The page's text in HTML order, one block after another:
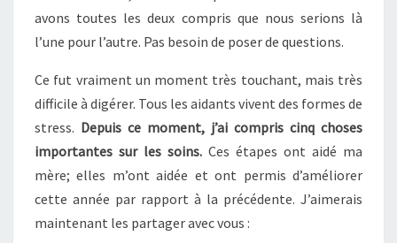
avons toutes les deux compris que nous serions là
l’une pour l’autre. Pas besoin de poser de questions.
Ce fut vraiment un moment très touchant, mais très
difficile à digérer. Tous les aidants vivent des formes de
stress. Depuis ce moment, j’ai compris cinq choses
importantes sur les soins. Ces étapes ont aidé ma
mère; elles m’ont aidée et ont permis d’améliorer
cette année par rapport à la précédente. J’aimerais
maintenant les partager avec vous :